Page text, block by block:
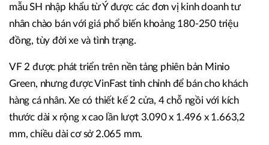
mẫu SH nhập khẩu từ Ý được các đơn vị kinh doanh tư
nhân chào bán với giá phổ biến khoảng 180-250 triệu
đồng, tùy đời xe và tình trạng.
VF 2 được phát triển trên nền tảng phiên bản Minio
Green, nhưng được VinFast tinh chỉnh để bán cho khách
hàng cá nhân. Xe có thiết kế 2 cửa, 4 chỗ ngồi với kích
thước dài x rộng x cao lần lượt 3.090 x 1.496 x 1.663,2
mm, chiều dài cơ sở 2.065 mm.